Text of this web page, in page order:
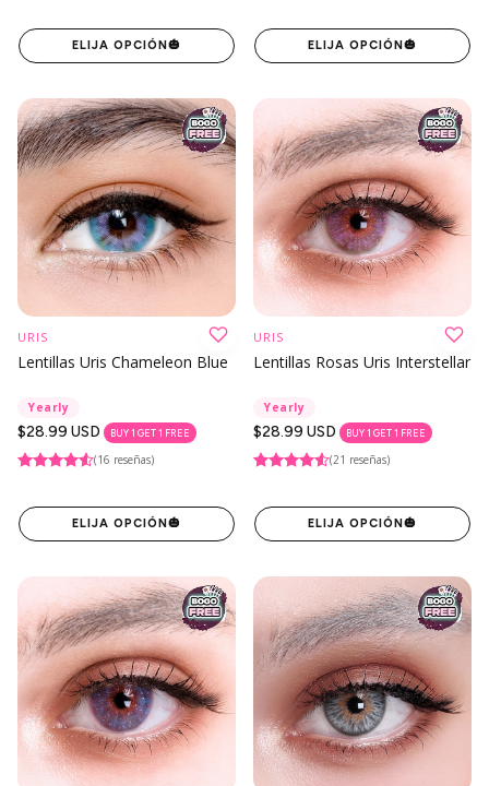
ELIJA OPCIÓN🎃 ELIJA OPCIÓN🎃
URIS
Lentillas Uris Chameleon Blue
Yearly
Precio
regular
$28.99 USD BUY 1 GET 1 FREE
(16 reseñas)
ELIJA OPCIÓN🎃
URIS
Lentillas Rosas Uris Interstellar
Yearly
Precio
regular
$28.99 USD BUY 1 GET 1 FREE
(21 reseñas)
ELIJA OPCIÓN🎃